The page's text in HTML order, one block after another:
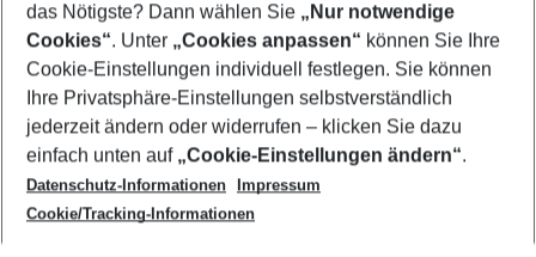
Footer
Footer navigation
Über uns
AGB
Cookie-Einstellungen ändern
Cookie-Richtlinie
Datenschutz
Service & Hilfe
Barrierefreies Reisen
Check-in
Folgen Sie uns
das Nötigste? Dann wählen Sie „Nur notwendige
Cookies“. Unter „Cookies anpassen“ können Sie Ihre
Cookie-Einstellungen individuell festlegen. Sie können
Ihre Privatsphäre-Einstellungen selbstverständlich
jederzeit ändern oder widerrufen – klicken Sie dazu
einfach unten auf „Cookie-Einstellungen ändern“.
Datenschutz-Informationen
Impressum
Cookie/Tracking-Informationen